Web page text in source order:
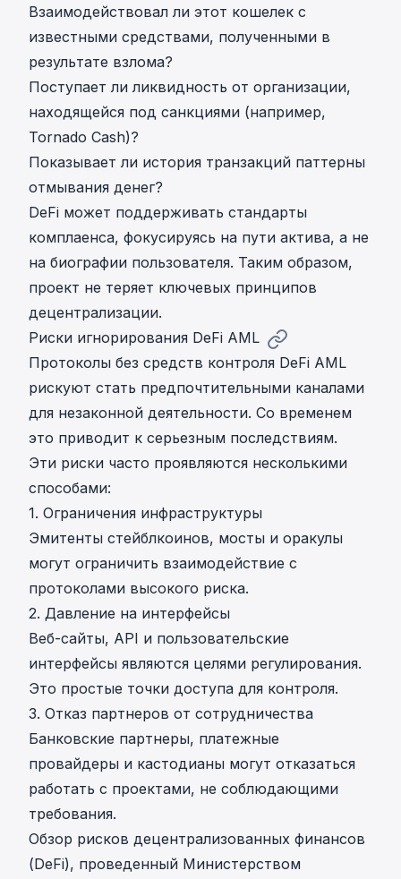
Взаимодействовал ли этот кошелек с
известными средствами, полученными в
результате взлома?
Поступает ли ликвидность от организации,
находящейся под санкциями (например,
Tornado Cash)?
Показывает ли история транзакций паттерны
отмывания денег?
DeFi может поддерживать стандарты
комплаенса, фокусируясь на пути актива, а не
на биографии пользователя. Таким образом,
проект не теряет ключевых принципов
децентрализации.
Риски игнорирования DeFi AML
Протоколы без средств контроля DeFi AML
рискуют стать предпочтительными каналами
для незаконной деятельности. Со временем
это приводит к серьезным последствиям.
Эти риски часто проявляются несколькими
способами:
1. Ограничения инфраструктуры
Эмитенты стейблкоинов, мосты и оракулы
могут ограничить взаимодействие с
протоколами высокого риска.
2. Давление на интерфейсы
Веб-сайты, API и пользовательские
интерфейсы являются целями регулирования.
Это простые точки доступа для контроля.
3. Отказ партнеров от сотрудничества
Банковские партнеры, платежные
провайдеры и кастодианы могут отказаться
работать с проектами, не соблюдающими
требования.
Обзор рисков децентрализованных финансов
(DeFi), проведенный Министерством